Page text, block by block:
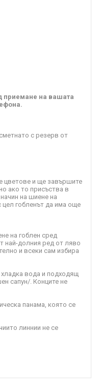
приемане на вашата
с резерв от
цветове и ще завършите
ако то присъства в
на шиене на
цел гобленът да има още
на гоблен сред
най-долния ред от ляво
и всеки сам избира
хладка вода и подходящ
сапун/. Конците не
панама, която се
линнии не се